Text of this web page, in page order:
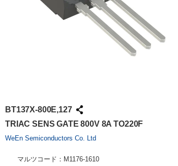
BT137X-800E,127
TRIAC SENS GATE 800V 8A TO220F
WeEn Semiconductors Co. Ltd
マルツコード： M1176-1610